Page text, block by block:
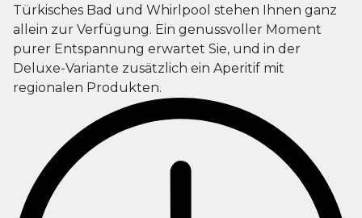
Türkisches Bad und Whirlpool stehen Ihnen ganz
allein zur Verfügung. Ein genussvoller Moment
purer Entspannung erwartet Sie, und in der
Deluxe-Variante zusätzlich ein Aperitif mit
regionalen Produkten.